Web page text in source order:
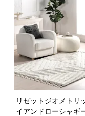
リゼットジオメトリ
イアンドローシャギ